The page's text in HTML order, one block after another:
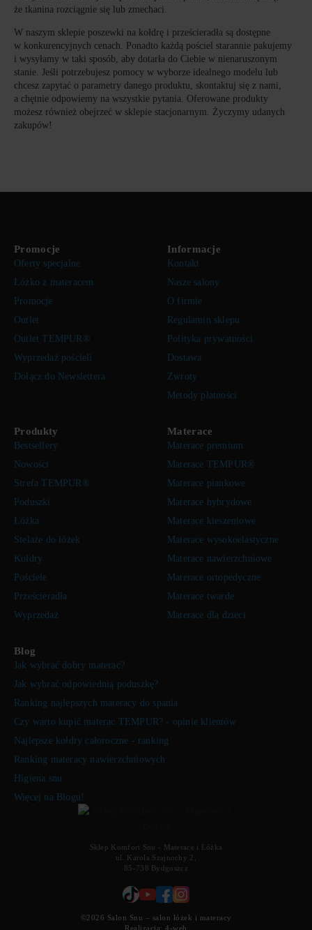
że tkanina rozciągnie się lub zmechaci.
W naszym sklepie poszewki na kołdrę i prześcieradła są dostępne
w konkurencyjnych cenach. Ponadto każdą pościel starannie pakujemy
i wysyłamy w taki sposób, aby dotarła do Ciebie w nienaruszonym
stanie. Jeśli potrzebujesz pomocy w wyborze idealnego modelu lub
chcesz zapytać o parametry danego produktu, skontaktuj się z nami,
a chętnie odpowiemy na wszystkie pytania. Oferowane produkty
możesz również obejrzeć w sklepie stacjonarnym. Życzymy udanych
zakupów!
Sklep Komfort Snu - Materace i Łóżka
ul. Karola Szajnochy 2,
85-738 Bydgoszcz
Promocje
Oferty specjalne
Łóżko z materacem
Promocje
Outlet
Outlet TEMPUR®
Wyprzedaż pościeli
Dołącz do Newslettera
Informacje
Kontakt
Nasze salony
O firmie
Regulamin sklepu
Polityka prywatności
Dostawa
Zwroty
Metody płatności
Produkty
Bestsellery
Nowości
Strefa TEMPUR®
Poduszki
Łóżka
Stelaże do łóżek
Kołdry
Pościele
Prześcieradła
Wyprzedaż
Materace
Materace premium
Materace TEMPUR®
Materace piankowe
Materace hybrydowe
Materace kieszeniowe
Materace wysokoelastyczne
Materace nawierzchniowe
Materace ortopedyczne
Materace twarde
Materace dla dzieci
Blog
Jak wybrać dobry materac?
Jak wybrać odpowiednią poduszkę?
Ranking najlepszych materacy do spania
Czy warto kupić materac TEMPUR? - opinie klientów
Najlepsze kołdry całoroczne - ranking
Ranking materacy nawierzchniowych
Higiena snu
Więcej na Blogu!
©2026 Salon Snu – salon łóżek i materacy
Realizacja:4-web